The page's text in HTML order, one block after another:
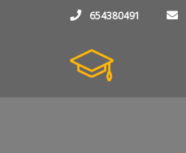
654380491